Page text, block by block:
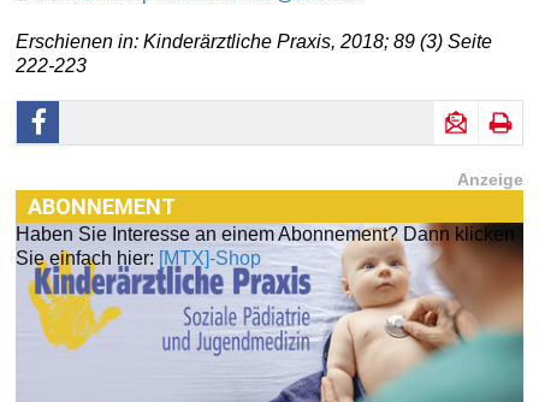
Erschienen in: Kinderärztliche Praxis, 2018; 89 (3) Seite
222-223
Anzeige
ABONNEMENT
Haben Sie Interesse an einem Abonnement? Dann klicken
Sie einfach hier: [MTX]-Shop
[MTX]-SHOP